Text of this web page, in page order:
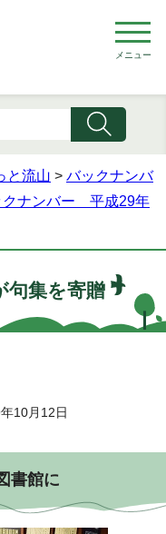
メニュー
と流山 > バックナンバ
クナンバー 平成29年
句集を寄贈
10月12日
書館に